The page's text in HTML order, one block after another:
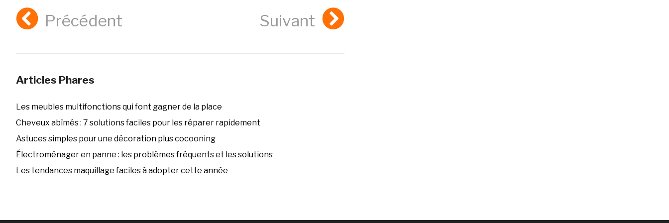
Précédent Suivant
Articles Phares
Les meubles multifonctions qui font gagner de la place
Cheveux abîmés : 7 solutions faciles pour les réparer rapidement
Astuces simples pour une décoration plus cocooning
Électroménager en panne : les problèmes fréquents et les solutions
Les tendances maquillage faciles à adopter cette année